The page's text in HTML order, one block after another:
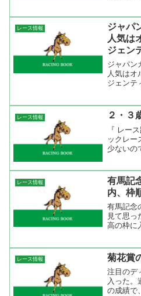
メント
してどん
レース情報
ジャパ
人気は
ジェン
ジャパン
人気はオ
ジェンテ
た。馬連
－ルーラ
レース情報 ２・３
『 レー
ックレー
少ないの
離路線で
来た馬た
レース情報
有馬記
内、枠
有馬記念
見て思っ
高の枠に
ポジショ
ら、後ろ
レース情報 菊花賞
注目のデ
入った。
の成績で